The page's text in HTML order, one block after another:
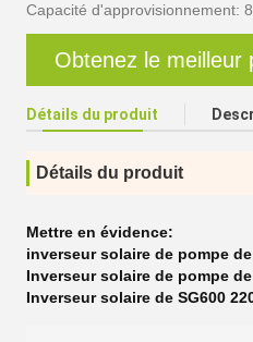
Capacité d'approvisionnement:
Obtenez le meilleur
Détails du produit
Détails du produit
Mettre en évidence:
inverseur solaire de pompe de
Inverseur solaire de pompe de
Inverseur solaire de SG600